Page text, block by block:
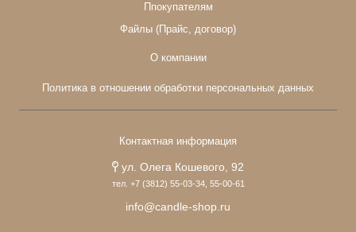
Ппокупателям
Файлы (Прайс, договор)
О компании
Политика в отношении обработки персональных данных
Контактная информация
ул. Олега Кошевого, 92
тел. +7 (3812) 55-03-34, 55-00-61
info@candle-shop.ru